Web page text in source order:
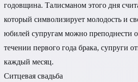
годовщина. Талисманом этого дня
который символизирует молодость и
юбилей супругам можно преподнести
течении первого года брака, супруги
каждый месяц.
Ситцевая свадьба